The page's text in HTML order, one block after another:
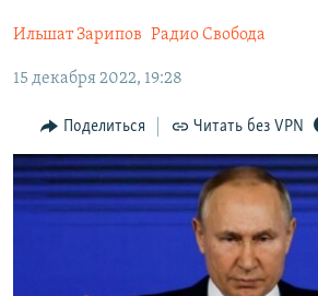
ВернутсяИНТЕРАКТИВ
ИНФОГРАФИКА
ТЕЛЕПРОЕКТ КРЫМ.РЕАЛИИ
СОВЕТЫ ПРАВОЗАЩИТНИКОВ
ПРОПАВШИЕ БЕЗ ВЕСТИ
ПОБЕДИТЕЛЕЙ НЕ СУДЯТ?
КРЫМ.НЕПОКОРЕННЫЙ
РАДІО СВОБОДА
КАК ОБОЙТИ БЛОКИРОВКУ
Qırımtatar
Ильшат Зарипов Радио Свобода
15 декабря 2022, 19:28
Поделиться Читать без VPN